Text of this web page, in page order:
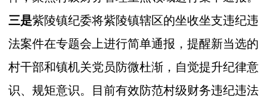
三是紫陵镇纪委将紫陵镇辖区的坐收坐支违纪违
法案件在专题会上进行简单通报，提醒新当选的
村干部和镇机关党员防微杜渐，自觉提升纪律意
识、规矩意识。目前有效防范村级财务违纪违法